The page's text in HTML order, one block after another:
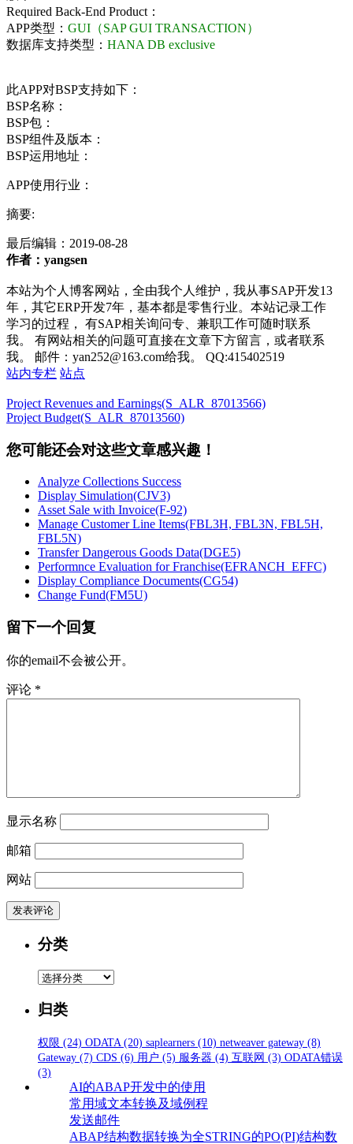
Required Back-End Product：
APP类型： GUI（SAP GUI TRANSACTION）
数据库支持类型： HANA DB exclusive
此APP对BSP支持如下：
BSP名称：
BSP包：
BSP组件及版本：
BSP运用地址：
APP使用行业：
摘要:
最后编辑： 2019-08-28
作者：yangsen
本站为个人博客网站，全由我个人维护，我从事SAP开发13
年，其它ERP开发7年，基本都是零售行业。本站记录工作
学习的过程， 有SAP相关询问专、兼职工作可随时联系
我。 有网站相关的问题可直接在文章下方留言，或者联系
我。 邮件：yan252@163.com给我。 QQ:415402519
站内专栏 站点
Project Revenues and Earnings(S_ALR_87013566)
Project Budget(S_ALR_87013560)
您可能还会对这些文章感兴趣！
Analyze Collections Success
Display Simulation(CJV3)
Asset Sale with Invoice(F-92)
Manage Customer Line Items(FBL3H, FBL3N, FBL5H,
FBL5N)
Transfer Dangerous Goods Data(DGE5)
Performnce Evaluation for Franchise(EFRANCH_EFFC)
Display Compliance Documents(CG54)
Change Fund(FM5U)
留下一个回复
你的email不会被公开。
评论 *
显示名称
邮箱
网站
分类
分
归类
权限 (24) ODATA (20) saplearners (10) netweaver gateway (8)
Gateway (7) CDS (6) 用户 (5) 服务器 (4) 互联网 (3) ODATA错误
(3)
AI的ABAP开发中的使用
常用域文本转换及域例程
发送邮件
ABAP结构数据转换为全STRING的PO(PI)结构数